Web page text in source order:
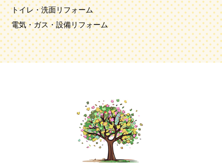
トイレ・洗面リフォーム
電気・ガス・設備リフォーム